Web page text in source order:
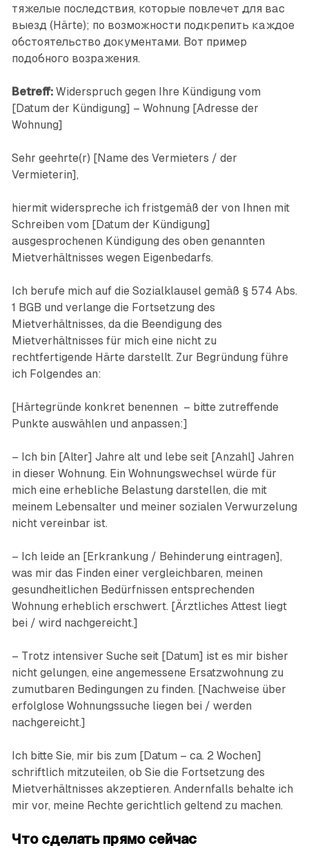
тяжелые последствия, которые повлечет для вас
выезд (Härte); по возможности подкрепить каждое
обстоятельство документами. Вот пример
подобного возражения.
Betreff: Widerspruch gegen Ihre Kündigung vom
[Datum der Kündigung] – Wohnung [Adresse der
Wohnung]
Sehr geehrte(r) [Name des Vermieters / der
Vermieterin],
hiermit widerspreche ich fristgemäß der von Ihnen mit
Schreiben vom [Datum der Kündigung]
ausgesprochenen Kündigung des oben genannten
Mietverhältnisses wegen Eigenbedarfs.
Ich berufe mich auf die Sozialklausel gemäß § 574 Abs.
1 BGB und verlange die Fortsetzung des
Mietverhältnisses, da die Beendigung des
Mietverhältnisses für mich eine nicht zu
rechtfertigende Härte darstellt. Zur Begründung führe
ich Folgendes an:
[Härtegründe konkret benennen – bitte zutreffende
Punkte auswählen und anpassen:]
– Ich bin [Alter] Jahre alt und lebe seit [Anzahl] Jahren
in dieser Wohnung. Ein Wohnungswechsel würde für
mich eine erhebliche Belastung darstellen, die mit
meinem Lebensalter und meiner sozialen Verwurzelung
nicht vereinbar ist.
– Ich leide an [Erkrankung / Behinderung eintragen],
was mir das Finden einer vergleichbaren, meinen
gesundheitlichen Bedürfnissen entsprechenden
Wohnung erheblich erschwert. [Ärztliches Attest liegt
bei / wird nachgereicht.]
– Trotz intensiver Suche seit [Datum] ist es mir bisher
nicht gelungen, eine angemessene Ersatzwohnung zu
zumutbaren Bedingungen zu finden. [Nachweise über
erfolglose Wohnungssuche liegen bei / werden
nachgereicht.]
Ich bitte Sie, mir bis zum [Datum – ca. 2 Wochen]
schriftlich mitzuteilen, ob Sie die Fortsetzung des
Mietverhältnisses akzeptieren. Andernfalls behalte ich
mir vor, meine Rechte gerichtlich geltend zu machen.
Что сделать прямо сейчас